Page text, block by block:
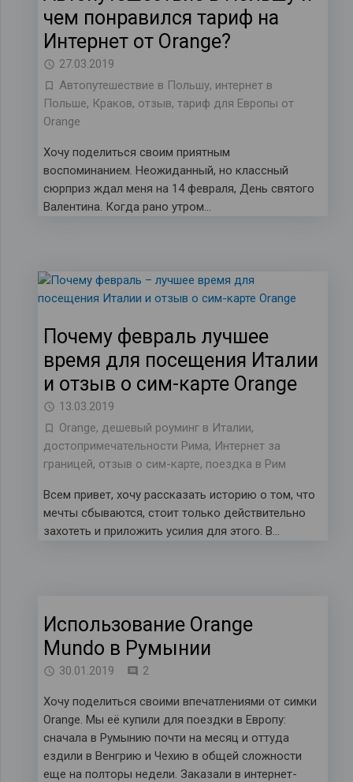
чем понравился тариф на
Интернет от Orange?
27.03.2019
Автопутешествие в Польшу, интернет в
Польше, Краков, отзыв, тариф для Европы от
Orange
Хочу поделиться своим приятным
воспоминанием. Неожиданный, но классный
сюрприз ждал меня на 14 февраля, День святого
Валентина. Когда рано утром…
Почему февраль лучшее
время для посещения Италии
и отзыв о сим-карте Orange
13.03.2019
Orange, дешевый роуминг в Италии,
достопримечательности Рима, Интернет за
границей, отзыв о сим-карте, поездка в Рим
Всем привет, хочу рассказать историю о том, что
мечты сбываются, стоит только действительно
захотеть и приложить усилия для этого. В…
Использование Orange
Mundo в Румынии
30.01.2019 2комментария
Хочу поделиться своими впечатлениями от симки
Orange. Мы её купили для поездки в Европу:
сначала в Румынию почти на месяц и оттуда
ездили в Венгрию и Чехию в общей сложности
еще на полторы недели. Заказали в интернет-